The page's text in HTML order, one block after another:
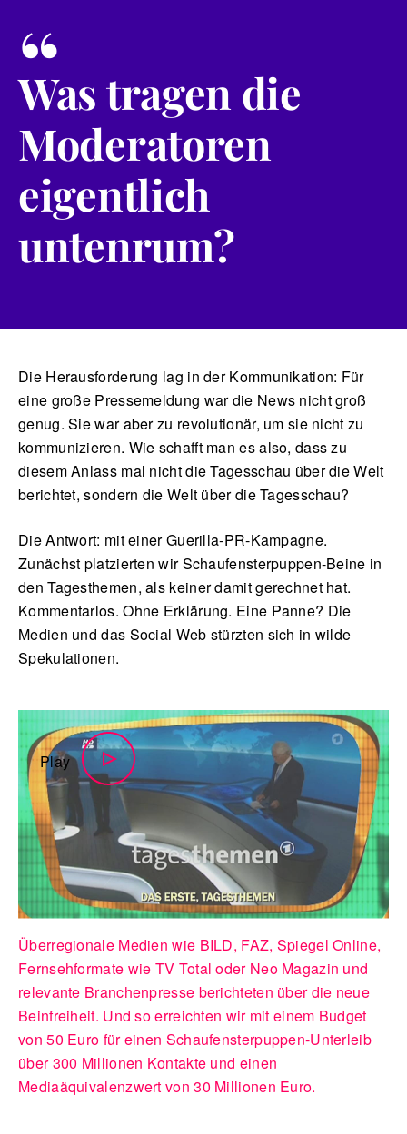
“
Was tragen die
Moderatoren
eigentlich
untenrum?
Die Herausforderung lag in der Kommunikation: Für
eine große Pressemeldung war die News nicht groß
genug. Sie war aber zu revolutionär, um sie nicht zu
kommunizieren. Wie schafft man es also, dass zu
diesem Anlass mal nicht die Tagesschau über die Welt
berichtet, sondern die Welt über die Tagesschau?
Die Antwort: mit einer Guerilla-PR-Kampagne.
Zunächst platzierten wir Schaufensterpuppen-Beine in
den Tagesthemen, als keiner damit gerechnet hat.
Kommentarlos. Ohne Erklärung. Eine Panne? Die
Medien und das Social Web stürzten sich in wilde
Spekulationen.
Play
Überregionale Medien wie BILD, FAZ, Spiegel Online,
Fernsehformate wie TV Total oder Neo Magazin und
relevante Branchenpresse berichteten über die neue
Beinfreiheit. Und so erreichten wir mit einem Budget
von 50 Euro für einen Schaufensterpuppen-Unterleib
über 300 Millionen Kontakte und einen
Mediaäquivalenzwert von 30 Millionen Euro.